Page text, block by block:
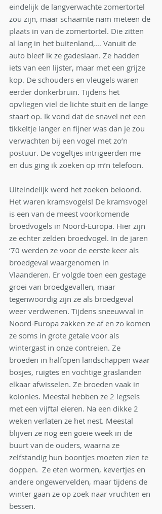
eindelijk de langverwachte zomertortel
zou zijn, maar schaamte nam meteen de
plaats in van de zomertortel. Die zitten
al lang in het buitenland,… Vanuit de
auto bleef ik ze gadeslaan. Ze hadden
iets van een lijster, maar met een grijze
kop. De schouders en vleugels waren
eerder donkerbruin. Tijdens het
opvliegen viel de lichte stuit en de lange
staart op. Ik vond dat de snavel net een
tikkeltje langer en fijner was dan je zou
verwachten bij een vogel met zo’n
postuur. De vogeltjes intrigeerden me
en dus ging ik zoeken op m’n telefoon.
Uiteindelijk werd het zoeken beloond.
Het waren kramsvogels! De kramsvogel
is een van de meest voorkomende
broedvogels in Noord-Europa. Hier zijn
ze echter zelden broedvogel. In de jaren
‘70 werden ze voor de eerste keer als
broedgeval waargenomen in
Vlaanderen. Er volgde toen een gestage
groei van broedgevallen, maar
tegenwoordig zijn ze als broedgeval
weer verdwenen. Tijdens sneeuwval in
Noord-Europa zakken ze af en zo komen
ze soms in grote getale voor als
wintergast in onze contreien. Ze
broeden in halfopen landschappen waar
bosjes, ruigtes en vochtige graslanden
elkaar afwisselen. Ze broeden vaak in
kolonies. Meestal hebben ze 2 legsels
met een vijftal eieren. Na een dikke 2
weken verlaten ze het nest. Meestal
blijven ze nog een goeie week in de
buurt van de ouders, waarna ze
zelfstandig hun boontjes moeten zien te
doppen.  Ze eten wormen, kevertjes en
andere ongewervelden, maar tijdens de
winter gaan ze op zoek naar vruchten en
bessen.